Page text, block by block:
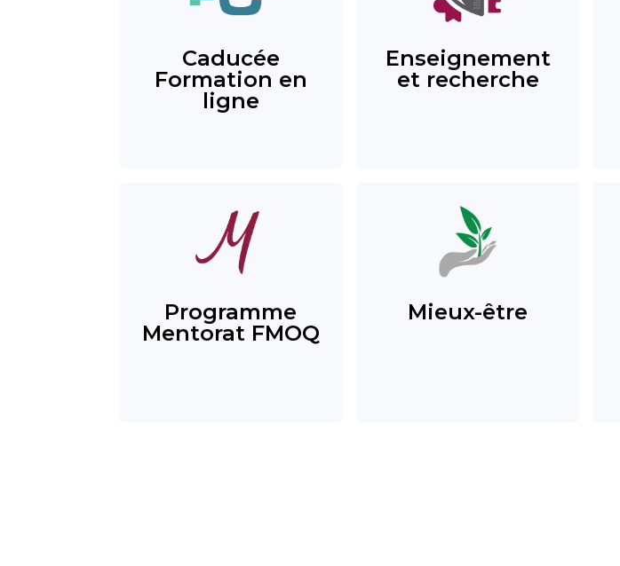
Caducée
Formation en
ligne
Enseignement
et recherche
Programme
Mentorat FMOQ
Mieux-être